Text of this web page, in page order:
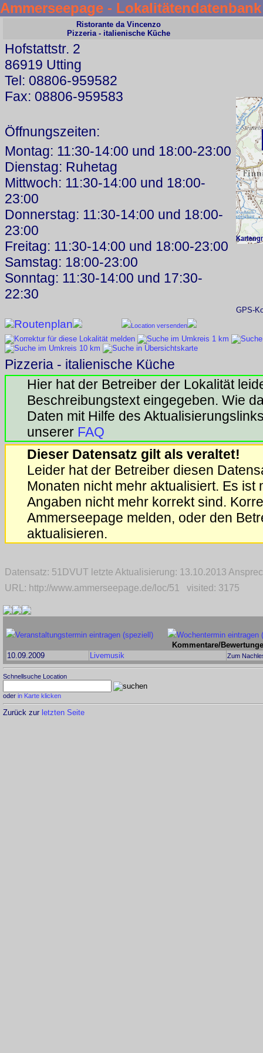
Ammerseepage - Lokalitätendatenbank
Ristorante da Vincenzo
Pizzeria - italienische Küche
Hofstattstr. 2
86919 Utting
Tel: 08806-959582
Fax: 08806-959583
Öffnungszeiten:
Montag: 11:30-14:00 und 18:00-23:00
Dienstag: Ruhetag
Mittwoch: 11:30-14:00 und 18:00-
23:00
Donnerstag: 11:30-14:00 und 18:00-
23:00
Freitag: 11:30-14:00 und 18:00-23:00
Samstag: 18:00-23:00
Sonntag: 11:30-14:00 und 17:30-
22:30
GPS-
Routenplan Location versenden
Pizzeria - italienische Küche
Hier hat der Betreiber der Lokalität
Beschreibungstext eingegeben. Wie
Daten mit Hilfe des
unserer FAQ
Dieser Datensatz gilt als veraltet!
Leider hat der Betreiber diesen
Monaten nicht mehr aktualisiert. Es ist
Angaben nicht mehr korrekt sind.
Ammerseepage melden, oder den
aktualisieren.
Datensatz: 51DVUT letzte Aktualisierung: 13.10.2013
URL: http://www.ammerseepage.de/loc/51 visited: 3175
Veranstaltungstermin eintragen (speziell)
Wochentermin eintragen
Kommentare/
10.09.2009
Livemusik Zum
Schnellsuche Location
oder in Karte klicken
Zurück zur letzten Seite